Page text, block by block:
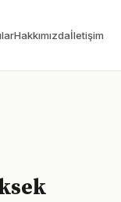
Hakkımızdaİletişim